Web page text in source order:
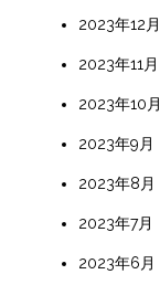
2023年12月
2023年11月
2023年10月
2023年9月
2023年8月
2023年7月
2023年6月